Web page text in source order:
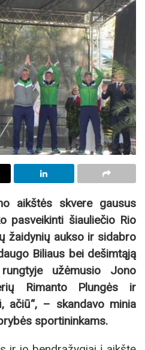
aikštės skvere gausus
pasveikinti šiauliečio Rio
žaidynių aukso ir sidabro
Biliaus bei dešimtąją
užėmusio Jono
Rimanto Plungės ir
ačiū“, – skandavo minia
sportininkams.